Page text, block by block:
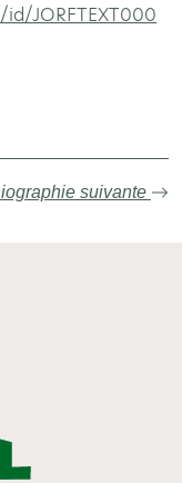
JORFTEXT000
suivante